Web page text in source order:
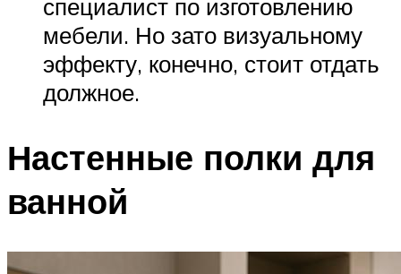
специалист по изготовлению
мебели. Но зато визуальному
эффекту, конечно, стоит отдать
должное.
Настенные полки для
ванной